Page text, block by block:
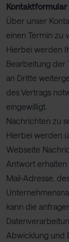
Kontaktformular
Über unser
einen Termin zu
Hierbei werden
Bearbeitung der
an Dritte
des Vertrags
eingewilligt.
Nachrichten zu
Hierbei werden
Webseite
Antwort erhalten
Mail-Adresse,
kann die
Abwicklung und